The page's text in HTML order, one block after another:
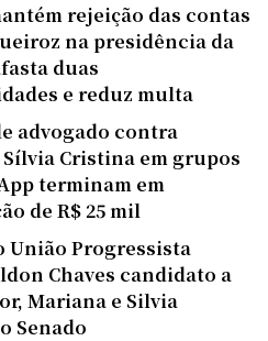
rejeição das contas
na presidência da
duas
e reduz multa
advogado contra
Cristina em grupos
terminam em
de R$ 25 mil
União Progressista
Chaves candidato a
Mariana e Silvia
Senado